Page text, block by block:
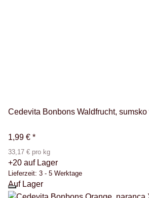
Cedevita Bonbons Waldfrucht, sumsko
1,99 € *
33,17 € pro kg
+20 auf Lager
Lieferzeit: 3 - 5 Werktage
Auf Lager